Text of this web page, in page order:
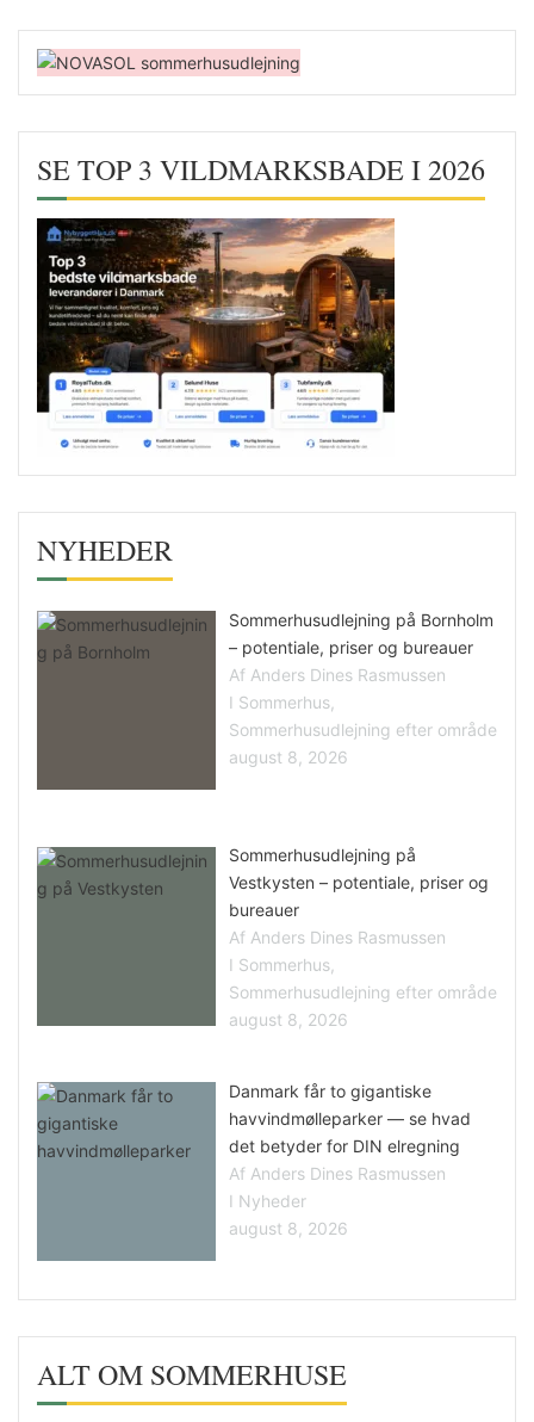
SE TOP 3 VILDMARKSBADE I 2026
NYHEDER
Sommerhusudlejning på Bornholm
– potentiale, priser og bureauer
Af Anders Dines Rasmussen
I Sommerhus,
Sommerhusudlejning efter område
august 8, 2026
Sommerhusudlejning på
Vestkysten – potentiale, priser og
bureauer
Af Anders Dines Rasmussen
I Sommerhus,
Sommerhusudlejning efter område
august 8, 2026
Danmark får to gigantiske
havvindmølleparker — se hvad
det betyder for DIN elregning
Af Anders Dines Rasmussen
I Nyheder
august 8, 2026
ALT OM SOMMERHUSE